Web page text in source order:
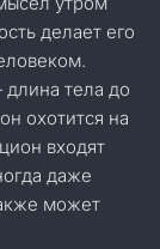
делает его
тела до
охотится на
входят
даже
может